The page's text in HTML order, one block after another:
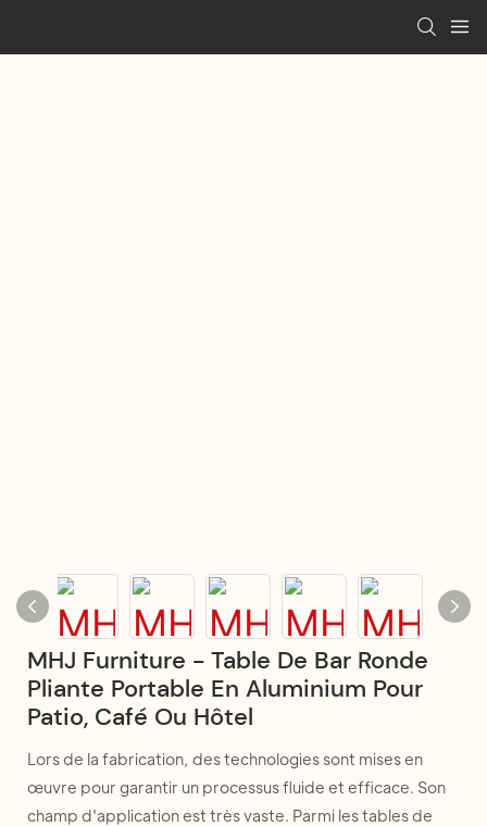
MHJ Furniture - Table De Bar Ronde
Pliante Portable En Aluminium Pour
Patio, Café Ou Hôtel
Lors de la fabrication, des technologies sont mises en
œuvre pour garantir un processus fluide et efficace. Son
champ d'application est très vaste. Parmi les tables de